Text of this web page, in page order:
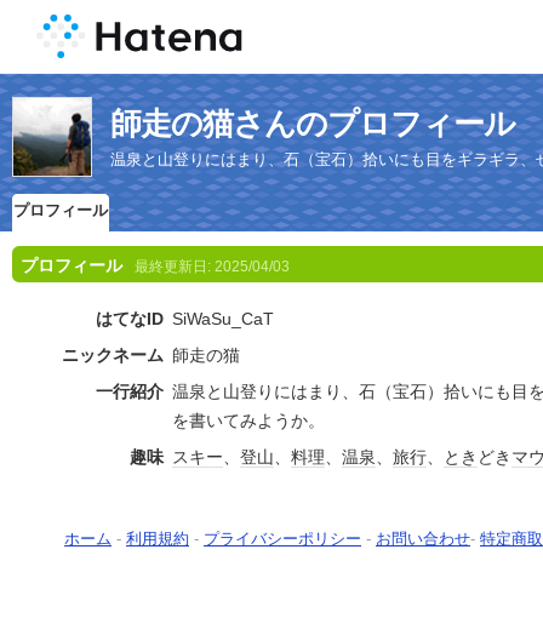
師走の猫さんのプロフィール
温泉と山登りにはまり、石（宝石）拾いにも目をギラギラ
プロフィール
プロフィール 最終更新日: 2025/04/03
はてなID SiWaSu_CaT
ニックネーム 師走の猫
一行紹介 温泉と山登りにはまり、石（宝石）拾いにも目
を書いてみようか。
趣味 スキー、 登山、 料理、 温泉、 旅行、 とき どき マ
ホーム - 利用規約 - プライバシーポリシー - お問い合わせ- 特定商